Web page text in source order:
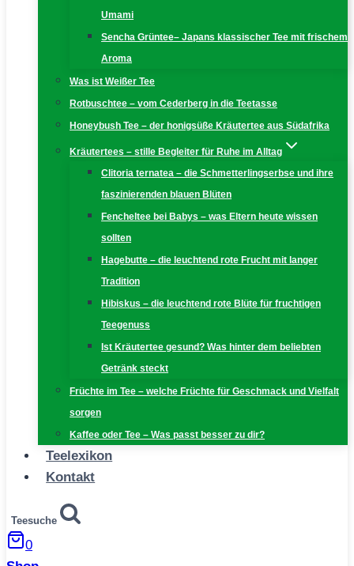
Umami
Sencha Grüntee– Japans klassischer Tee mit frischem
Aroma
Was ist Weißer Tee
Rotbuschtee – vom Cederberg in die Teetasse
Honeybush Tee – der honigsüße Kräutertee aus Südafrika
Kräutertees – stille Begleiter für Ruhe im Alltag
Clitoria ternatea – die Schmetterlingserbse und ihre
faszinierenden blauen Blüten
Fencheltee bei Babys – was Eltern heute wissen
sollten
Hagebutte – die leuchtend rote Frucht mit langer
Tradition
Hibiskus – die leuchtend rote Blüte für fruchtigen
Teegenuss
Ist Kräutertee gesund? Was hinter dem beliebten
Getränk steckt
Früchte im Tee – welche Früchte für Geschmack und Vielfalt
sorgen
Kaffee oder Tee – Was passt besser zu dir?
Teelexikon
Kontakt
Teesuche
0